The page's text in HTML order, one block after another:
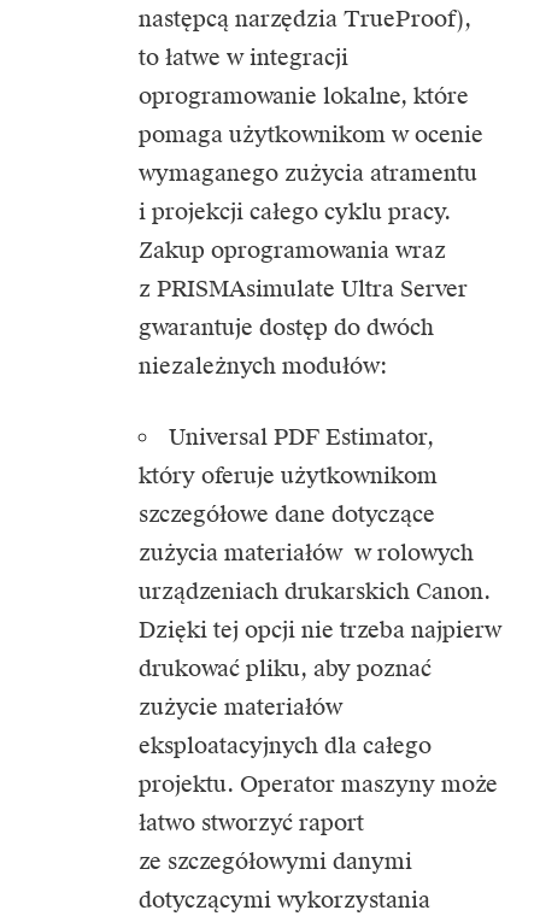
następcą narzędzia TrueProof),
to łatwe w integracji
oprogramowanie lokalne, które
pomaga użytkownikom w ocenie
wymaganego zużycia atramentu
i projekcji całego cyklu pracy.
Zakup oprogramowania wraz
z PRISMAsimulate Ultra Server
gwarantuje dostęp do dwóch
niezależnych modułów:
Universal PDF Estimator,
który oferuje użytkownikom
szczegółowe dane dotyczące
zużycia materiałów w rolowych
urządzeniach drukarskich Canon.
Dzięki tej opcji nie trzeba najpierw
drukować pliku, aby poznać
zużycie materiałów
eksploatacyjnych dla całego
projektu. Operator maszyny może
łatwo stworzyć raport
ze szczegółowymi danymi
dotyczącymi wykorzystania